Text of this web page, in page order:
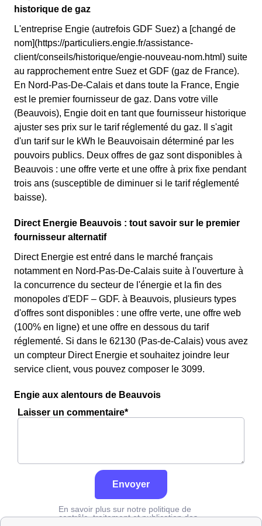
historique de gaz
L'entreprise Engie (autrefois GDF Suez) a [changé de
nom](https://particuliers.engie.fr/assistance-
client/conseils/historique/engie-nouveau-nom.html) suite
au rapprochement entre Suez et GDF (gaz de France).
En Nord-Pas-De-Calais et dans toute la France, Engie
est le premier fournisseur de gaz. Dans votre ville
(Beauvois), Engie doit en tant que fournisseur historique
ajuster ses prix sur le tarif réglementé du gaz. Il s'agit
d'un tarif sur le kWh le Beauvoisain déterminé par les
pouvoirs publics. Deux offres de gaz sont disponibles à
Beauvois : une offre verte et une offre à prix fixe pendant
trois ans (susceptible de diminuer si le tarif réglementé
baisse).
Direct Energie Beauvois : tout savoir sur le premier
fournisseur alternatif
Direct Energie est entré dans le marché français
notamment en Nord-Pas-De-Calais suite à l'ouverture à
la concurrence du secteur de l'énergie et la fin des
monopoles d'EDF – GDF. à Beauvois, plusieurs types
d'offres sont disponibles : une offre verte, une offre web
(100% en ligne) et une offre en dessous du tarif
réglementé. Si dans le 62130 (Pas-de-Calais) vous avez
un compteur Direct Energie et souhaitez joindre leur
service client, vous pouvez composer le 3099.
Engie aux alentours de Beauvois
Laisser un commentaire*
Envoyer
En savoir plus sur notre politique de
contrôle, traitement et publication des